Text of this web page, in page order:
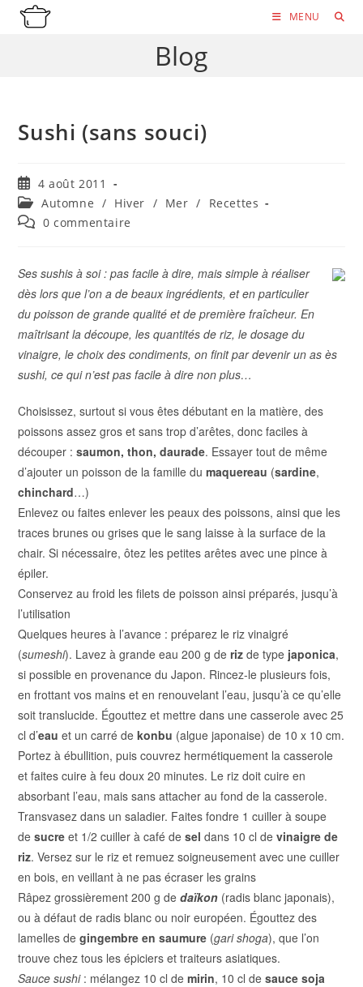
Skip
MENU
Blog
Sushi (sans souci)
Publication
publiée :
4 août 2011
Post
category:
Automne / Hiver / Mer /
Recettes
Commentaires
publication :
0 commentaire
Ses sushis à soi : pas facile à dire, mais simple à réaliser
dès lors que l’on a de beaux ingrédients, et en particulier
du poisson de grande qualité et de première fraîcheur. En
maîtrisant la découpe, les quantités de riz, le dosage du
vinaigre, le choix des condiments, on finit par devenir un as ès
sushi, ce qui n’est pas facile à dire non plus…
Choisissez, surtout si vous êtes débutant en la matière, des
poissons assez gros et sans trop d’arêtes, donc faciles à
découper :saumon, thon, daurade. Essayer tout de même
d’ajouter un poisson de la famille dumaquereau (sardine,
chinchard…)
Enlevez ou faites enlever les peaux des poissons, ainsi que les
traces brunes ou grises que le sang laisse à la surface de la
chair. Si nécessaire, ôtez les petites arêtes avec une pince à
épiler.
Conservezau froid les filets de poisson ainsi préparés, jusqu’à
l’utilisation
Quelques heures à l’avance : préparez le riz vinaigré
(sumeshi). Lavez à grande eau 200 g de rizde type japonica,
si possible en provenance du Japon. Rincez-le plusieurs fois,
en frottant vos mains et en renouvelant l’eau, jusqu’à ce qu’elle
soit translucide. Égouttez et mettre dans une casserole avec 25
cl d’eau et un carré dekonbu (algue japonaise) de 10 x 10 cm.
Portez à ébullition, puis couvrez hermétiquement la casserole
et faites cuire à feu doux 20 minutes. Le riz doit cuire en
absorbant l’eau, mais sans attacher au fond de la casserole.
Transvasez dans un saladier. Faites fondre 1 cuiller à soupe
de sucreet 1/2 cuiller à café de seldans 10 cl devinaigre de
riz. Versez sur le riz et remuez soigneusement avec une cuiller
en bois, en veillant à ne pas écraser les grains
Râpez grossièrement 200 g dedaïkon (radis blanc japonais),
ou à défaut de radis blanc ou noir européen. Égouttez des
lamelles degingembre en saumure (gari shoga), que l’on
trouve chez tous les épiciers et traiteurs asiatiques.
Sauce sushi: mélangez 10 cl demirin, 10 cl desauce soja